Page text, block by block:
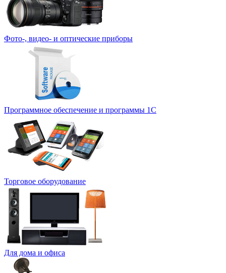
Фото-, видео- и оптические приборы
Программное обеспечение и программы 1С
Торговое оборудование
Для дома и офиса